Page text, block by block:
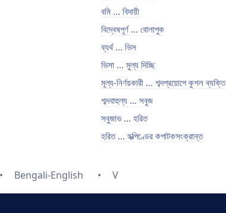
বমি ... বিদায়ী
বিদ্বেষপূর্ণ ... বোলাপুক
ব্যর্থ ... ভিস
ভিসা ... মুল্য দিচ্ছি
মূল্য-নির্ণয়কারী ... শব্দপ্রয়োগে কুশল ব্যক্তি
শব্দবাহুল্য ... সবুজ
সবুজাভ ... হরিত
হরিত ... হৃত্পিণ্ডের কপাটকসংক্রান্ত
Bengali-English V